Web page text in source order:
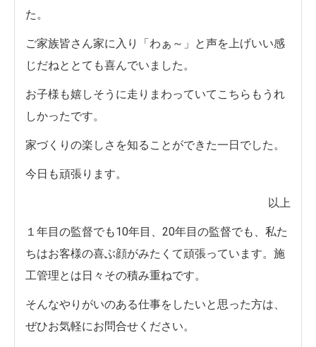
た。
ご家族皆さん家に入り「わぁ～」と声を上げいい感
じだねととても喜んでいました。
お子様も嬉しそうに走りまわっていてこちらもうれ
しかったです。
家づくりの楽しさを知ることができた一日でした。
今日も頑張ります。
以上
１年目の監督でも10年目、20年目の監督でも、私た
ちはお客様の喜ぶ顔がみたくて頑張っています。施
工管理とは日々その積み重ねです。
そんなやりがいのある仕事をしたいと思った方は、
ぜひお気軽にお問合せください。